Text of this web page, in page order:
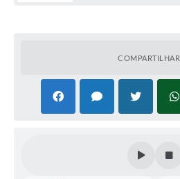
COMPARTILHAR